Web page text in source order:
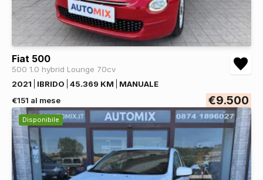
Fiat 500
500 1.0 hybrid Lounge 70cv
2021
IBRIDO 45.369 KM
MANUALE
€151 al mese
€9.500
Disponibile